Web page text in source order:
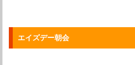
エイズデー朝会